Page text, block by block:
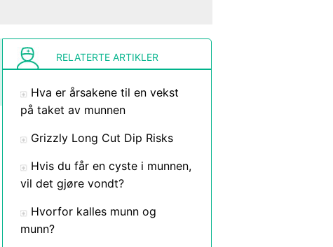
RELATERTE ARTIKLER
Hva er årsakene til en vekst
på taket av munnen
Grizzly Long Cut Dip Risks
Hvis du får en cyste i munnen,
vil det gjøre vondt?
Hvorfor kalles munn og
munn?